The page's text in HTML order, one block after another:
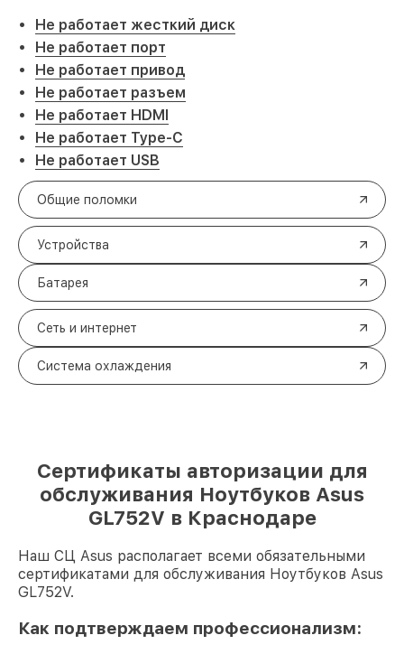
Не работает жесткий диск
Не работает порт
Не работает привод
Не работает разъем
Не работает HDMI
Не работает Type-C
Не работает USB
Общие поломки
Устройства
Батарея
Сеть и интернет
Система охлаждения
Сертификаты авторизации для
обслуживания Ноутбуков Asus
GL752V в Краснодаре
Наш СЦ Asus располагает всеми обязательными
сертификатами для обслуживания Ноутбуков Asus
GL752V.
Как подтверждаем профессионализм: